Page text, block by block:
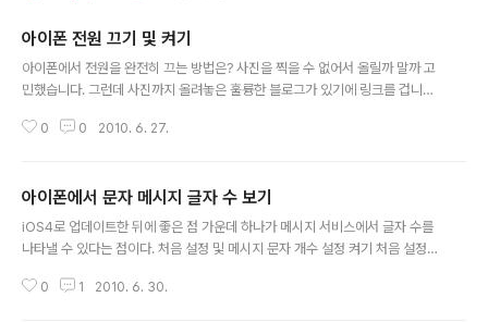
아이폰 전원 끄기 및 켜기
아이폰에서 전원을 완전히 끄는 방법은? 사진을 찍을 수 없어서 올릴까 말까 고
민했습니다. 그런데 사진까지 올려놓은 훌륭한 블로그가 있기에 링크를 겁니다.
가수 서수남 님의 네이버 블로그로 여겨집니다. 참고로 티스토리에도 서수남 님
p://suhsoonam.com/140100901818 서수남 님의 키만큼이나 기다란 제
목이네요. 대신 URL 주소는 짧습니다. 전원 끄기와 켜기는 아이폰에 내장된 화
면 캡처 기능으로는 잡을 수가 없어서 사진기가 하나 더 필요한데, 저는 달랑 ..
0 0 2010. 6. 27.
아이폰에서 문자 메시지 글자 수 보기
iOS4로 업데이트한 뒤에 좋은 점 가운데 하나가 메시지 서비스에서 글자 수를
나타낼 수 있다는 점이다. 처음 설정 및 메시지 문자 개수 설정 켜기 처음 설정은
아래로 내린다. 메시지를 톡 건드려 준다. 처음 설정 위와 같은 처음 설정 화면에
0 1 2010. 6. 30.